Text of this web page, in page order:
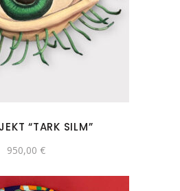
“TARK SILM”
950,00 €